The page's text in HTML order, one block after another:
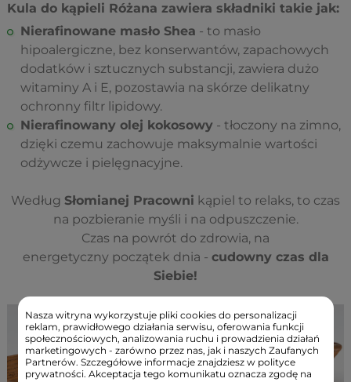
Kula do kąpieli Różana zawiera składniki takie jak:
Nierafinowane masło Shea - to masło
hipoalergiczne, bez konserwantów, zapachowych
dodatków i sztucznych substancji, zawiera dużo
witaminy A i E, pozostawia na skórze delikatny
ochronny filtr lipidowy.
Nierafinowany olej kokosowy - tłoczony na zimno,
dzięki czemu zachowuje maksymalnie wartości
odżywcze i pielęgnacyjne.
Według Słomianej Pracowni kąpiel to relaks, to czas
na pozbieranie myśli i na odpuszczenie.
Czas na powrót do zdrowia, na
energetyczny początek dnia - cudowny czas dla
Siebie!
Nasza witryna wykorzystuje pliki cookies do personalizacji
reklam, prawidłowego działania serwisu, oferowania funkcji
społecznościowych, analizowania ruchu i prowadzienia działań
marketingowych - zarówno przez nas, jak i naszych Zaufanych
Partnerów. Szczegółowe informacje znajdziesz w polityce
prywatności. Akceptacja tego komunikatu oznacza zgodę na